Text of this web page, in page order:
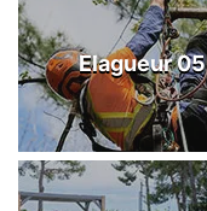
Elagueur 05